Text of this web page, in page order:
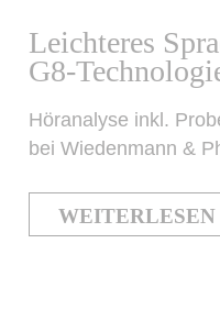
Leichteres
G8-
Höranalyse inkl.
bei Wiedenmann &